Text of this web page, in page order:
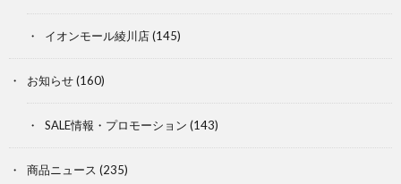
イオンモール綾川店(145)
お知らせ(160)
SALE情報・プロモーション (143)
商品ニュース (235)